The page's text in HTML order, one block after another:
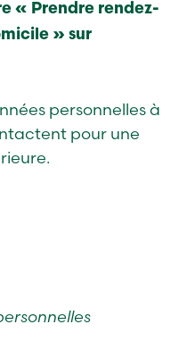
« Prendre rendez-
» sur
personnelles à
pour une